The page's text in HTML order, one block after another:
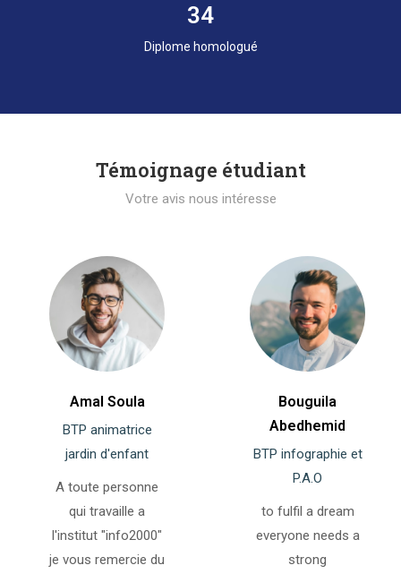
34
Diplome homologué
Témoignage étudiant
Votre avis nous intéresse
Amal Soula
BTP animatrice
jardin d'enfant
A toute personne
qui travaille a
l'institut "info2000"
je vous remercie du
Bouguila
Abedhemid
BTP infographie et
P.A.O
to fulfil a dream
everyone needs a
strong